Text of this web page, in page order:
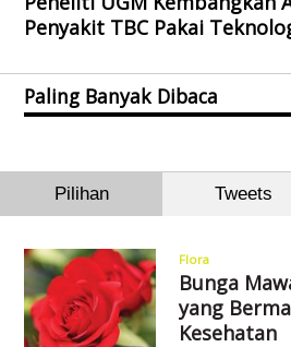
Penyakit TBC Pakai
Paling Banyak Dibaca
Pilihan Tweets
Flora
Bunga
yang
Kesehatan